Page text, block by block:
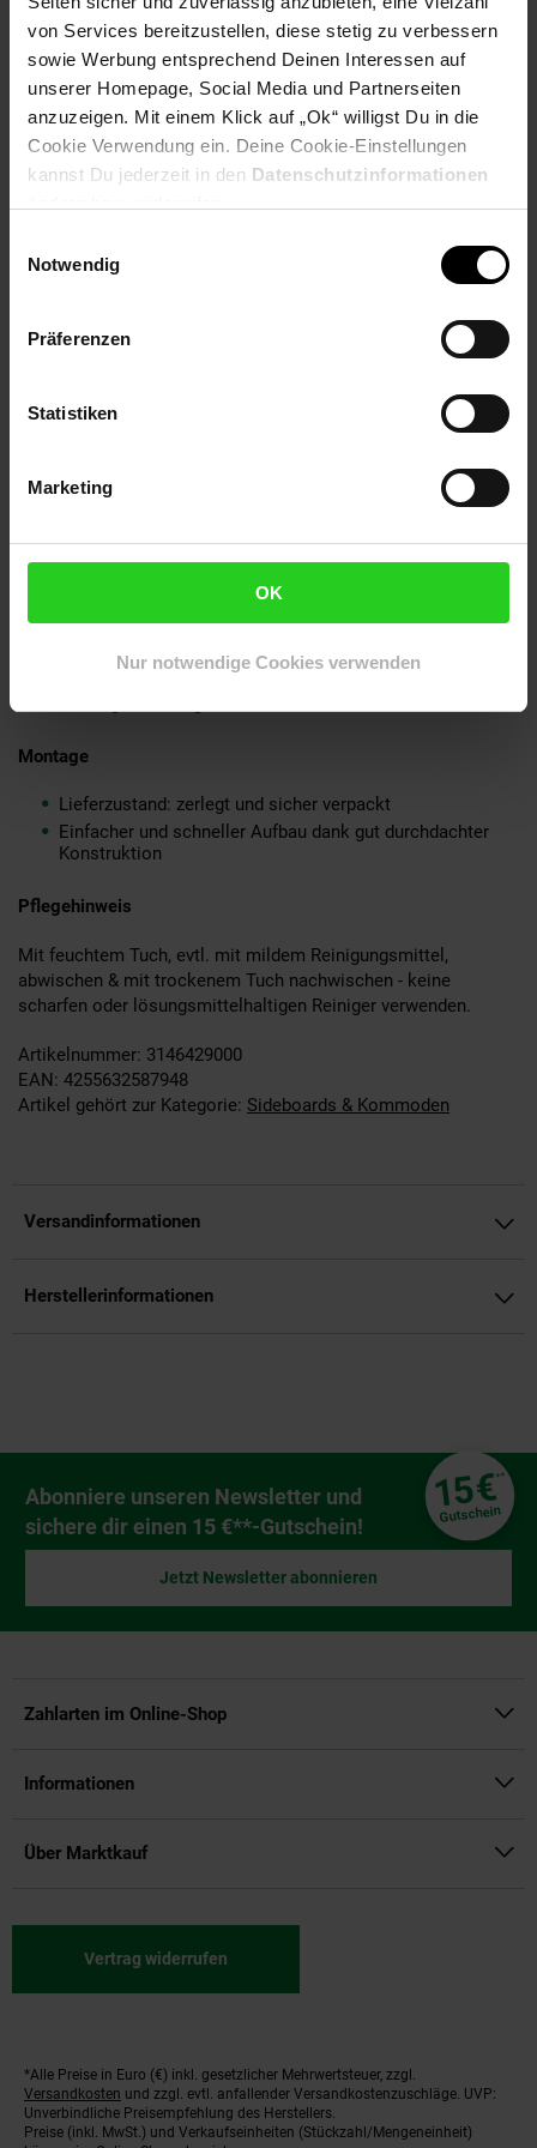
von Services bereitzustellen, diese stetig zu verbessern
sowie Werbung entsprechend Deinen Interessen auf
unserer Homepage, Social Media und Partnerseiten
anzuzeigen. Mit einem Klick auf „Ok“ willigst Du in die
Cookie Verwendung ein. Deine Cookie-Einstellungen
kannst Du jederzeit in den Datenschutzinformationen
Notwendig
Präferenzen
Statistiken
Marketing
OK
Nur notwendige Cookies verwenden
Weitere Abmessungen finden Sie im Maßbild
Farbe
Ablagefläche: Eiche
Korpus: Weiß
Drei geräumige Schubladen um diverse Gegenstände
unterzubringen
Kratzfeste Oberfläche dank der Melaminharzbeschichtung
Durch das Melamin ist die Kommode zudem
Anti-Rutsch-Noppen schützen Ihren Fußboden und das
Sideboard vor Kratzern
Material
Korpus: folierte Spanplatte mit Melaminharzbeschichtung
Lieferumfang
Ein Sideboard ohne Dekoration
Montage
Lieferzustand: zerlegt und sicher verpackt
Einfacher und schneller Aufbau dank gut durchdachter
Konstruktion
Pflegehinweis
Mit feuchtem Tuch, evtl. mit mildem Reinigungsmittel,
abwischen & mit trockenem Tuch nachwischen - keine
scharfen oder lösungsmittelhaltigen Reiniger verwenden.
Artikelnummer: 3146429000
EAN: 4255632587948
Artikel gehört zur Kategorie: Sideboards & Kommoden
Versandinformationen
Herstellerinformationen
Newsletter Anmeldung
Abonniere unseren Newsletter und
sichere dir einen 15 €**-Gutschein!
15€**
Gutschein
Jetzt Newsletter abonnieren
Zahlarten im Online-Shop
Informationen
Über Marktkauf
Vertrag widerrufen
Fußnoten
*Alle Preise in Euro (€) inkl. gesetzlicher Mehrwertsteuer, zzgl.
Versandkosten und zzgl. evtl. anfallender Versandkostenzuschläge. UVP:
Unverbindliche Preisempfehlung des Herstellers.
Preise (inkl. MwSt.) und Verkaufseinheiten (Stückzahl/Mengeneinheit)